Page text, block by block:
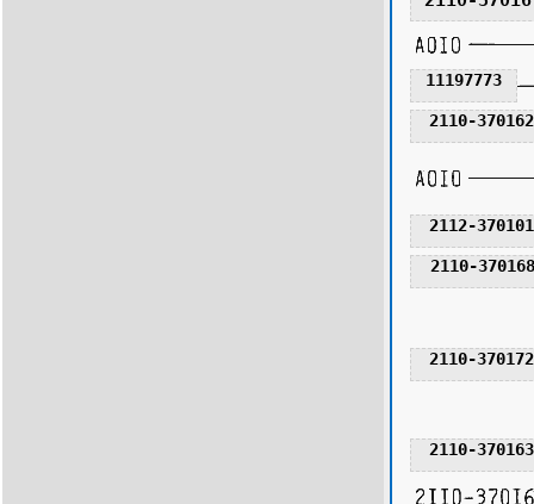
11197773
2110-
2110-
2110-
2110-
2110-
2110-
2112-